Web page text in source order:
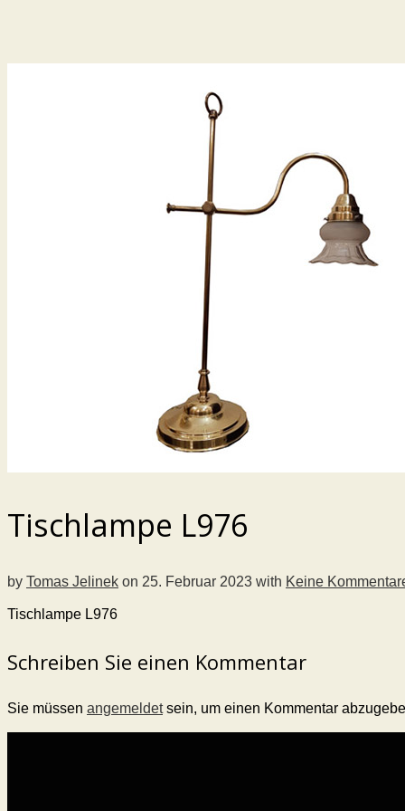
Tischlampe L976
by Tomas Jelinek on 25. Februar 2023 with Keine
Tischlampe L976
Schreiben Sie einen Kommentar
Sie müssen angemeldetsein, um einen Kommentar